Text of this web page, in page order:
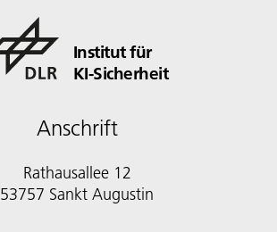
Institut für
KI-Sicherheit
Anschrift
Rathausallee 12
53757 Sankt Augustin